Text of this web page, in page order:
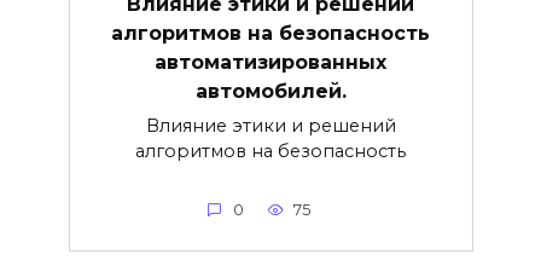
алгоритмов на безопасность
автоматизированных
автомобилей.
Влияние этики и решений
алгоритмов на безопасность
0 75